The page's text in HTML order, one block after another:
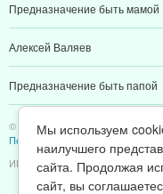
Предназначение быть мамой
Алексей Валяев
Предназначение быть папой
© 2011-2026 Предназначение
Политика конфиденциальности
ИП Валяев А. В. | ИНН
Мы используем
наилучшего
сайта. Продолжая
сайт, вы